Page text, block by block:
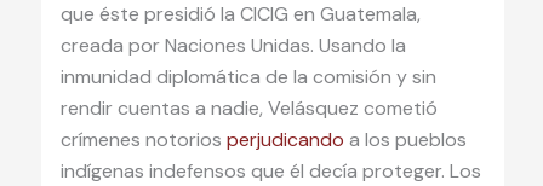
que éste presidió la CICIG en Guatemala,
creada por Naciones Unidas. Usando la
inmunidad diplomática de la comisión y sin
rendir cuentas a nadie, Velásquez cometió
crímenes notorios perjudicando a los pueblos
indígenas indefensos que él decía proteger. Los